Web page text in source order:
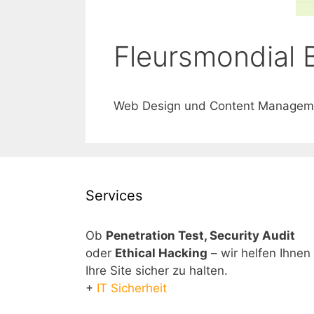
Fleursmondial
Web Design und Content
Services
Ob Penetration Test, Security Audit
oder Ethical Hacking – wir helfen Ihnen
Ihre Site sicher zu halten.
+ IT Sicherheit